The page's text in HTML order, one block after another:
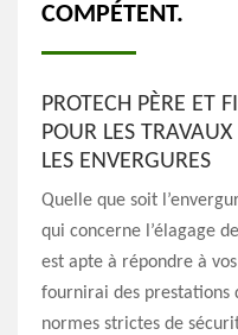
COMPÉTENT.
PROTECH PÈRE ET
POUR LES
LES ENVERGURES
Quelle que soit
qui concerne l’élagage
est apte à répondre à
fournirai des prestations
normes strictes de